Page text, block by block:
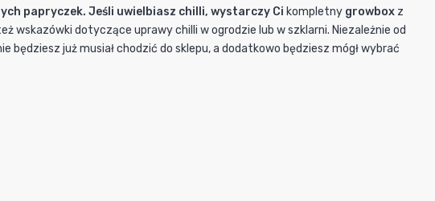
papryczek. Jeśli uwielbiasz chilli, wystarczy Ci kompletny growbox z
wskazówki dotyczące uprawy chilli w ogrodzie lub w szklarni. Niezależnie od
już musiał chodzić do sklepu, a dodatkowo będziesz mógł wybrać